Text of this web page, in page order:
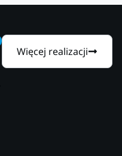
Więcej realizacji